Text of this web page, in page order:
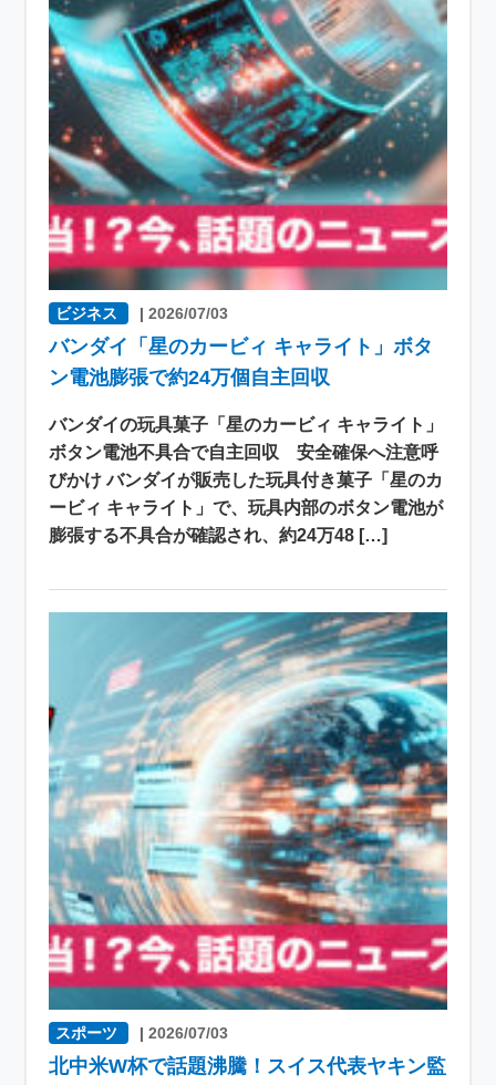
ビジネス |2026/07/03
バンダイ「星のカービィ キャライト」ボタ
ン電池膨張で約24万個自主回収
バンダイの玩具菓子「星のカービィ キャライト」
ボタン電池不具合で自主回収 安全確保へ注意呼
びかけ バンダイが販売した玩具付き菓子「星のカ
ービィ キャライト」で、玩具内部のボタン電池が
膨張する不具合が確認され、約24万48 […]
スポーツ |2026/07/03
北中米W杯で話題沸騰！スイス代表ヤキン監